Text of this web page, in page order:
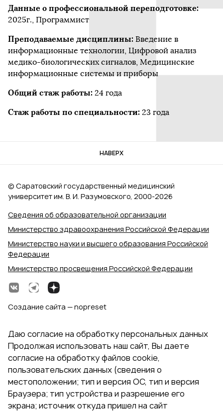
Данные о профессиональной переподготовке:
2025г., Программист
Преподаваемые дисциплины: Введение в
информационные технологии, Цифровой анализ
медико-биологических сигналов, Медицинские
информационные системы и приборы
Общий стаж работы: 24 года
Стаж работы по специальности: 23 года
НАВЕРХ
Сведения об образовательной организации
Министерство здравоохранения Российской Федерации
Министерство науки и высшего образования Российской
Федерации
Министерство просвещения Российской Федерации
© Саратовский государственный медицинский
университет им. В. И. Разумовского, 2000‑2026
Создание сайта — nopreset
Даю согласие на обработку персональных данных
Продолжая использовать наш сайт, Вы даете
согласие на обработку файлов cookie,
пользовательских данных (сведения о
местоположении; тип и версия ОС, тип и версия
Браузера; тип устройства и разрешение его
экрана; источник откуда пришел на сайт